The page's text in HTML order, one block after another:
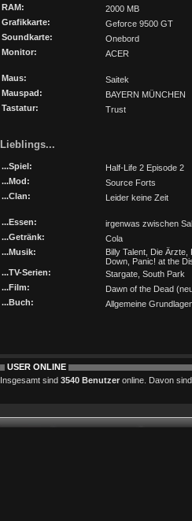
RAM:
2000 MB
Grafikkarte:
Geforce 9500 GT
Soundkarte:
Onebord
Monitor:
ACER
Maus:
Saitek
Mauspad:
BAYERN MÜNCHEN
Tastatur:
Trust
Lieblings...
...Spiel:
Half-Life 2 Episode 2
...Mod:
Source Forts
...Clan:
Leider keine Zeit
...Essen:
irgenwas zwischen
...Getränk:
Cola
...Musik:
Billy Talent, Die
Down, Panic! at the
...TV-Serien:
Stargate, South Park
...Film:
Dawn of the Dead
...Buch:
Allgemeine
USER ONLINE
Insgesamt sind 3540 Benutzer online. Davon